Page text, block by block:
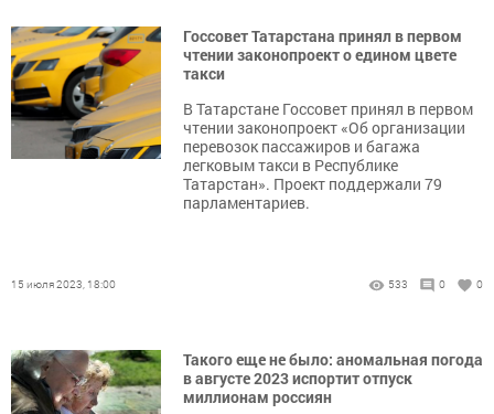
Госсовет Татарстана принял в первом
чтении законопроект о едином цвете
такси
В Татарстане Госсовет принял в первом
чтении законопроект «Об организации
перевозок пассажиров и багажа
легковым такси в Республике
Татарстан». Проект поддержали 79
парламентариев.
15 июля 2023, 18:00 533 0 0
Такого еще не было: аномальная погода
в августе 2023 испортит отпуск
миллионам россиян